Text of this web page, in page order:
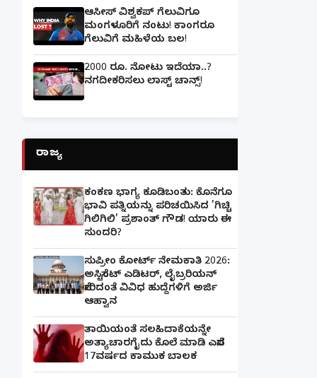
ಆಸೀಸ್ ವಿಶ್ವಕಪ್ ಗೆಲುವಿಗೂ
ಮಂಗಳೂರಿಗೆ ನಂಟು! ಕಾಂಗರೂ
ಗೆಲುವಿಗೆ ಮಹಿಳೆಯ ಬಲ!
2000 ರೂ. ನೋಟು ಇದೆಯಾ..?
ನಗದೀಕರಿಸಲು ಲಾಸ್ಟ್‌ ಚಾನ್ಸ್‌!
ರಾಜ್ಯ
ಕಂಕಣ ಭಾಗ್ಯ ಕೂಡಿಬಂತು: ಕೊನೆಗೂ
ಭಾವಿ ಪತ್ನಿಯನ್ನು ಪರಿಚಯಿಸಿದ 'ಗಿಚ್ಚಿ
ಗಿಲಿಗಿಲಿ' ಪ್ರಶಾಂತ್ ಗೌಡ! ಯಾರು ಈ
ಸುಂದರಿ?
ಸುಪ್ರೀಂ ಕೋರ್ಟ್ ನೇಮಕಾತಿ 2026:
ಅಸಿಸ್ಟೆಂಟ್ ಎಡಿಟರ್, ಲೈಬ್ರರಿಯನ್
ಸೇರಿದಂತೆ ವಿವಿಧ ಹುದ್ದೆಗಳಿಗೆ ಅರ್ಜಿ
ಆಹ್ವಾನ
ತಾಯಿಯಂತೆ ಸಲಹಿದಾಕೆಯನ್ನೇ
ಅತ್ಯಾಚಾರಗೈದು ಕೊಲೆ ಮಾಡಿ ಎಸೆದ
17ವರ್ಷದ ಕಾಮುಕ ಬಾಲಕ